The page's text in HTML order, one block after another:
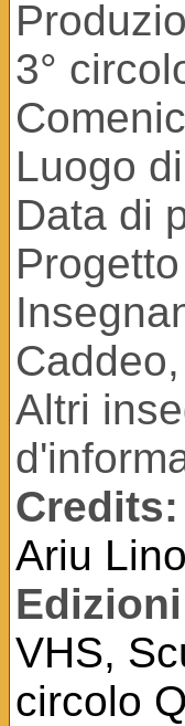
3°
Luogo
Data di
Altri
Credits:
Ariu Lino
VHS,
circolo